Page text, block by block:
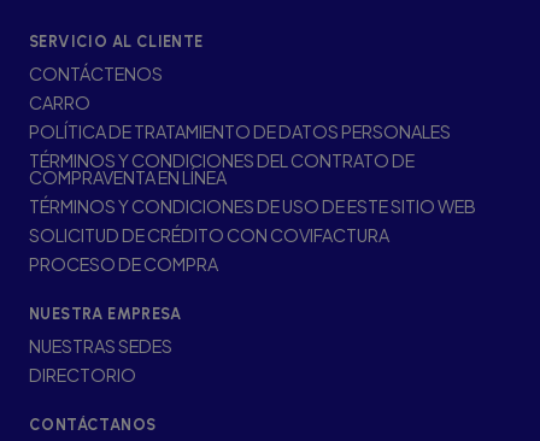
SERVICIO AL CLIENTE
CONTÁCTENOS
CARRO
POLÍTICA DE TRATAMIENTO DE DATOS PERSONALES
TÉRMINOS Y CONDICIONES DEL CONTRATO DE
COMPRAVENTA EN LÍNEA
TÉRMINOS Y CONDICIONES DE USO DE ESTE SITIO WEB
SOLICITUD DE CRÉDITO CON COVIFACTURA
PROCESO DE COMPRA
NUESTRA EMPRESA
NUESTRAS SEDES
DIRECTORIO
CONTÁCTANOS